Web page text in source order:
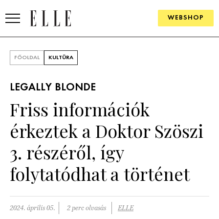
WEBSHOP
SZÉPSÉG
PSZICHÉ
PÁRKAPCSOLAT
FŐOLDAL KULTÚRA
LEGALLY BLONDE
Friss információk
érkeztek a Doktor Szöszi
3. részéről, így
folytatódhat a történet
2024. április 05. 2 perc olvasás ELLE